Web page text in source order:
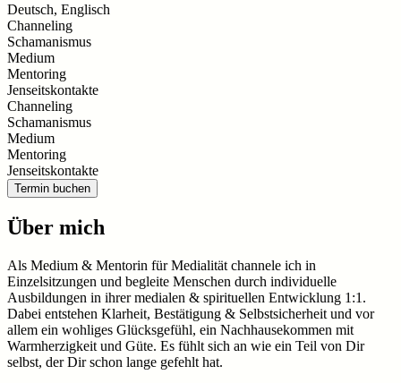
Deutsch, Englisch
Channeling
Schamanismus
Medium
Mentoring
Jenseitskontakte
Channeling
Schamanismus
Medium
Mentoring
Jenseitskontakte
Termin buchen
Über mich
Als Medium & Mentorin für Medialität channele ich in
Einzelsitzungen und begleite Menschen durch individuelle
Ausbildungen in ihrer medialen & spirituellen Entwicklung 1:1.
Dabei entstehen Klarheit, Bestätigung & Selbstsicherheit und vor
allem ein wohliges Glücksgefühl, ein Nachhausekommen mit
Warmherzigkeit und Güte. Es fühlt sich an wie ein Teil von Dir
selbst, der Dir schon lange gefehlt hat.